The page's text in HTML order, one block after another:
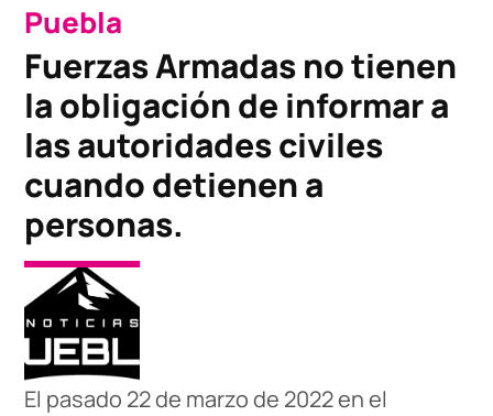
POSTED
IN
Puebla
Fuerzas Armadas no tienen
la obligación de informar a
las autoridades civiles
cuando detienen a
personas.
El pasado 22 de marzo de 2022 en el